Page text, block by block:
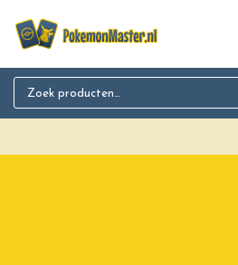
Search for: